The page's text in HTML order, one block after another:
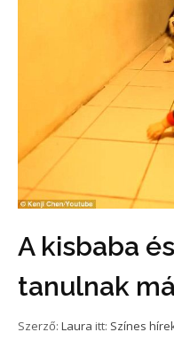
A kisbaba
tanulnak
Szerző: Laura itt: Színes